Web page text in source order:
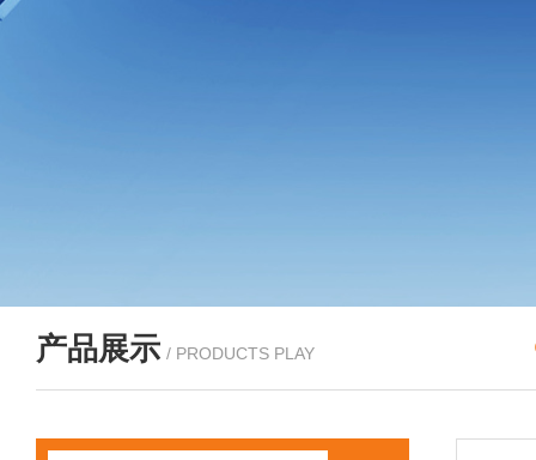
产品展示 / PRODUCTS PLAY